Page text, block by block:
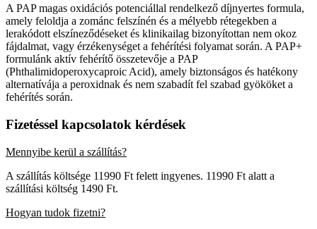
A PAP magas oxidációs potenciállal rendelkező díjnyertes formula,
amely feloldja a zománc felszínén és a mélyebb rétegekben a
lerakódott elszíneződéseket és klinikailag bizonyítottan nem okoz
fájdalmat, vagy érzékenységet a fehérítési folyamat során. A PAP+
formulánk aktív fehérítő összetevője a PAP
(Phthalimidoperoxycaproic Acid), amely biztonságos és hatékony
alternatívája a peroxidnak és nem szabadít fel szabad gyököket a
fehérítés során.
Fizetéssel kapcsolatok kérdések
Mennyibe kerül a szállítás?
A szállítás költsége 11990 Ft felett ingyenes. 11990 Ft alatt a
szállítási költség 1490 Ft.
Hogyan tudok fizetni?